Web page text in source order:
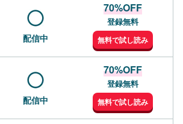
配信中
70%OFF
登録無料
無料で試し読み
配信中
70%OFF
登録無料
無料で試し読み